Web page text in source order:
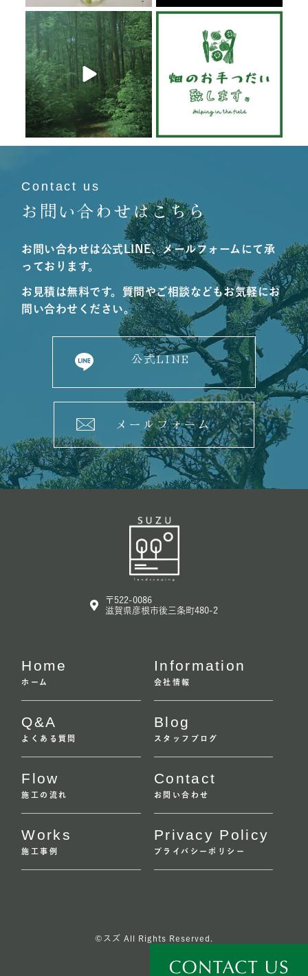
6月 19
Contact us
お問い合わせはこちら
お問い合わせは公式LINE、メールフォームにて承
っております。
お見積は無料です。質問やご相談などもお気軽にお
問い合わせください。
公式LINE
メールフォーム
〒522-0086
滋賀県彦根市後三条町480-2
Home
ホーム
Q&A
よくある質問
Flow
施工の流れ
Works
施工事例
Information
会社情報
Blog
スタッフブログ
Contact
お問い合わせ
Privacy Policy
プライバシーポリシー
©スズ All Rights Reserved.